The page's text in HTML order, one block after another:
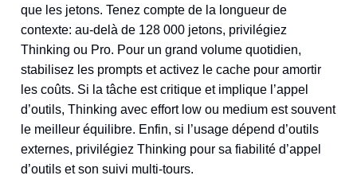
que les jetons. Tenez compte de la longueur de
contexte: au-delà de 128 000 jetons, privilégiez
Thinking ou Pro. Pour un grand volume quotidien,
stabilisez les prompts et activez le cache pour amortir
les coûts. Si la tâche est critique et implique l’appel
d’outils, Thinking avec effort low ou medium est souvent
le meilleur équilibre. Enfin, si l’usage dépend d’outils
externes, privilégiez Thinking pour sa fiabilité d’appel
d’outils et son suivi multi-tours.